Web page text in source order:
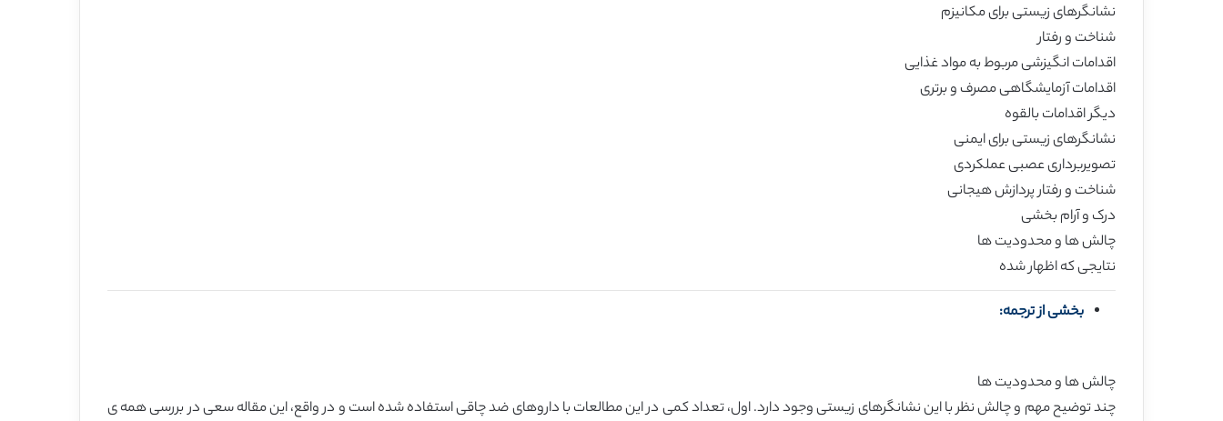
نشانگرهای زیستی برای مکانیزم
شناخت و رفتار
اقدامات انگیزشی مربوط به مواد غذایی
اقدامات آزمایشگاهی مصرف و برتری
دیگر اقدامات بالقوه
نشانگرهای زیستی برای ایمنی
تصویربرداری عصبی عملکردی
شناخت و رفتار پردازش هیجانی
درک و آرام بخشی
چالش ها و محدودیت ها
نتایجی که اظهار شده
بخشی از ترجمه:
چالش ها و محدودیت ها
چند توضیح مهم و چالش نظر با این نشانگرهای زیستی وجود دارد. اول، تعداد کمی در این مطالعات با داروهای ضد چاقی استفاده شده است و در واقع، این مقاله سعی در بررسی همه ی